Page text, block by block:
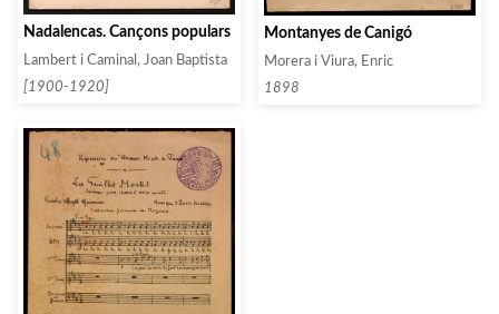
Nadalencas. Cançons populars
Lambert i Caminal, Joan Baptista
[1900-1920]
Montanyes de Canigó
Morera i Viura, Enric
1898